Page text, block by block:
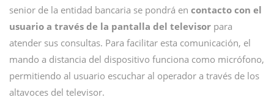
senior de la entidad bancaria se pondrá en contacto con el
usuario a través de la pantalla del televisor para
atender sus consultas. Para facilitar esta comunicación, el
mando a distancia del dispositivo funciona como micrófono,
permitiendo al usuario escuchar al operador a través de los
altavoces del televisor.